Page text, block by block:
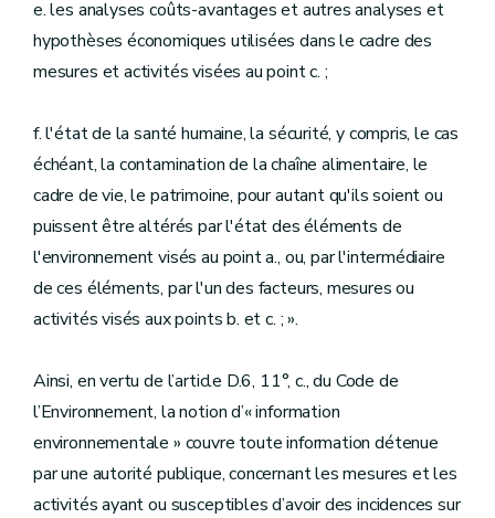
e. les analyses coûts-avantages et autres analyses et
hypothèses économiques utilisées dans le cadre des
mesures et activités visées au point c. ;
f. l'état de la santé humaine, la sécurité, y compris, le cas
échéant, la contamination de la chaîne alimentaire, le
cadre de vie, le patrimoine, pour autant qu'ils soient ou
puissent être altérés par l'état des éléments de
l'environnement visés au point a., ou, par l'intermédiaire
de ces éléments, par l'un des facteurs, mesures ou
activités visés aux points b. et c. ; ».
Ainsi, en vertu de l’article D.6, 11°, c., du Code de
l’Environnement, la notion d’« information
environnementale » couvre toute information détenue
par une autorité publique, concernant les mesures et les
activités ayant ou susceptibles d’avoir des incidences sur